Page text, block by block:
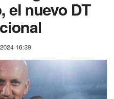
el nuevo DT
16:39